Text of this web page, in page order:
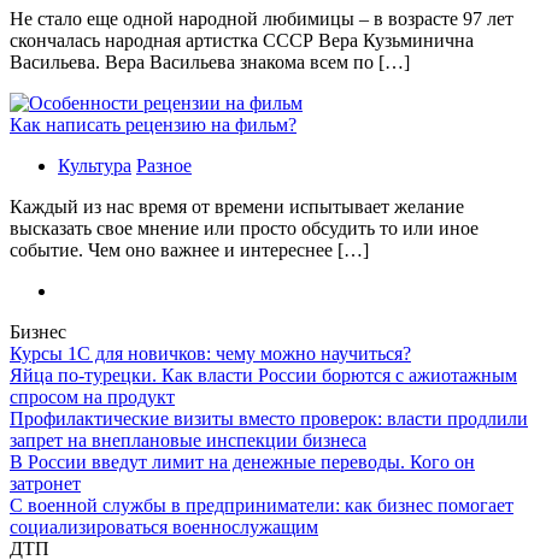
Не стало еще одной народной любимицы – в возрасте 97 лет
скончалась народная артистка СССР Вера Кузьминична
Васильева. Вера Васильева знакома всем по […]
Как написать рецензию на фильм?
Культура Разное
Каждый из нас время от времени испытывает желание
высказать свое мнение или просто обсудить то или иное
событие. Чем оно важнее и интереснее […]
Бизнес
Курсы 1С для новичков: чему можно научиться?
Яйца по-турецки. Как власти России борются с ажиотажным
спросом на продукт
Профилактические визиты вместо проверок: власти продлили
запрет на внеплановые инспекции бизнеса
В России введут лимит на денежные переводы. Кого он
затронет
С военной службы в предприниматели: как бизнес помогает
социализироваться военнослужащим
ДТП